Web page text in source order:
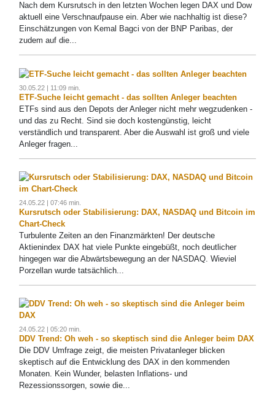
Nach dem Kursrutsch in den letzten Wochen legen DAX und Dow
aktuell eine Verschnaufpause ein. Aber wie nachhaltig ist diese?
Einschätzungen von Kemal Bagci von der BNP Paribas, der
zudem auf die...
30.05.22 | 11:09 min.
ETF-Suche leicht gemacht - das sollten Anleger beachten
ETFs sind aus den Depots der Anleger nicht mehr wegzudenken -
und das zu Recht. Sind sie doch kostengünstig, leicht
verständlich und transparent. Aber die Auswahl ist groß und viele
Anleger fragen...
24.05.22 | 07:46 min.
Kursrutsch oder Stabilisierung: DAX, NASDAQ und Bitcoin im
Chart-Check
Turbulente Zeiten an den Finanzmärkten! Der deutsche
Aktienindex DAX hat viele Punkte eingebüßt, noch deutlicher
hingegen war die Abwärtsbewegung an der NASDAQ. Wieviel
Porzellan wurde tatsächlich...
24.05.22 | 05:20 min.
DDV Trend: Oh weh - so skeptisch sind die Anleger beim DAX
Die DDV Umfrage zeigt, die meisten Privatanleger blicken
skeptisch auf die Entwicklung des DAX in den kommenden
Monaten. Kein Wunder, belasten Inflations- und
Rezessionssorgen, sowie die...